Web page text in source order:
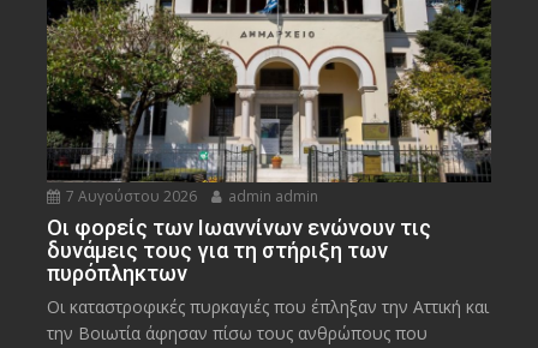
7 Αυγούστου 2026 admin admin
Οι φορείς των Ιωαννίνων ενώνουν τις
δυνάμεις τους για τη στήριξη των
πυρόπληκτων
Οι καταστροφικές πυρκαγιές που έπληξαν την Αττική και
την Bοιωτία άφησαν πίσω τους ανθρώπους που